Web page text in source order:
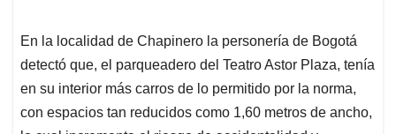
En la localidad de Chapinero la personería de Bogotá
detectó que, el parqueadero del Teatro Astor Plaza, tenía
en su interior más carros de lo permitido por la norma,
con espacios tan reducidos como 1,60 metros de ancho,